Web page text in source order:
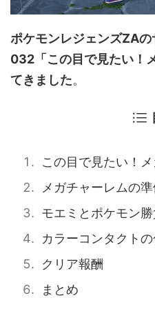
ポケモンレジェンズZA
032「この目で見たい！
てきました。
この目で見たい！
メガチャーレムの
モエミとポケモン勝
カラーコンタクト
クリア報酬
まとめ